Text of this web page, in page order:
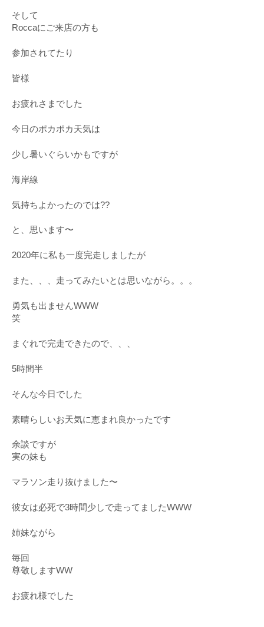
そして
Roccaにご来店の方も
参加されてたり
皆様
お疲れさまでした
今日のポカポカ天気は
少し暑いぐらいかもですが
海岸線
気持ちよかったのでは??
と、思います〜
2020年に私も一度完走しましたが
また、、、走ってみたいとは思いながら。。。
勇気も出ませんWWW
笑
まぐれで完走できたので、、、
5時間半
そんな今日でした
素晴らしいお天気に恵まれ良かったです
余談ですが
実の妹も
マラソン走り抜けました〜
彼女は必死で3時間少しで走ってましたWWW
姉妹ながら
毎回
尊敬しますWW
お疲れ様でした